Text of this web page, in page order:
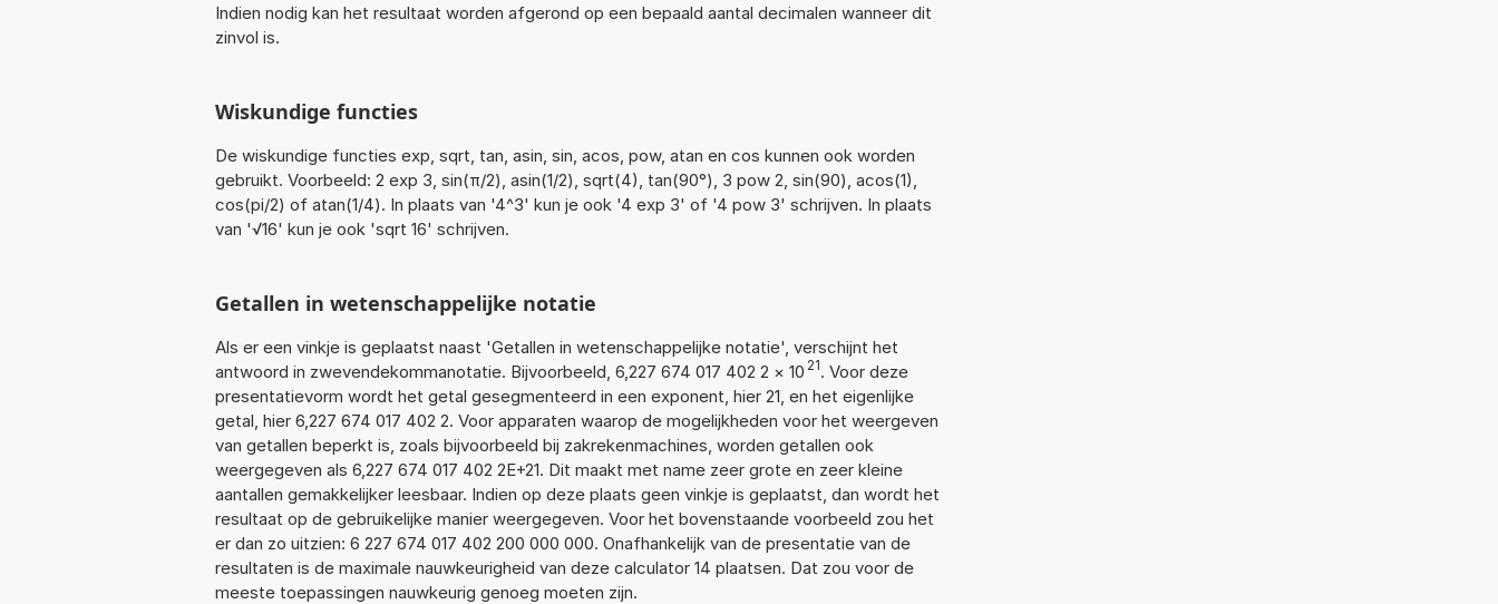
Indien nodig kan het resultaat worden afgerond op een bepaald aantal decimalen wanneer dit
zinvol is.
Wiskundige functies
De wiskundige functies exp, sqrt, tan, asin, sin, acos, pow, atan en cos kunnen ook worden
gebruikt. Voorbeeld: 2 exp 3, sin(π/2), asin(1/2), sqrt(4), tan(90°), 3 pow 2, sin(90), acos(1),
cos(pi/2) of atan(1/4). In plaats van '4^3' kun je ook '4 exp 3' of '4 pow 3' schrijven. In plaats
van '√16' kun je ook 'sqrt 16' schrijven.
Getallen in wetenschappelijke notatie
Als er een vinkje is geplaatst naast 'Getallen in wetenschappelijke notatie', verschijnt het
antwoord in zwevendekommanotatie. Bijvoorbeeld, 6,227 674 017 402 2 × 10 21. Voor deze
presentatievorm wordt het getal gesegmenteerd in een exponent, hier 21, en het eigenlijke
getal, hier 6,227 674 017 402 2. Voor apparaten waarop de mogelijkheden voor het weergeven
van getallen beperkt is, zoals bijvoorbeeld bij zakrekenmachines, worden getallen ook
weergegeven als 6,227 674 017 402 2E+21. Dit maakt met name zeer grote en zeer kleine
aantallen gemakkelijker leesbaar. Indien op deze plaats geen vinkje is geplaatst, dan wordt het
resultaat op de gebruikelijke manier weergegeven. Voor het bovenstaande voorbeeld zou het
er dan zo uitzien: 6 227 674 017 402 200 000 000. Onafhankelijk van de presentatie van de
resultaten is de maximale nauwkeurigheid van deze calculator 14 plaatsen. Dat zou voor de
meeste toepassingen nauwkeurig genoeg moeten zijn.